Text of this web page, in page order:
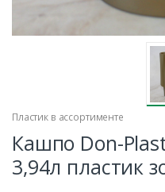
Пластик в ассортименте
Кашпо Don-
3,94л пластик